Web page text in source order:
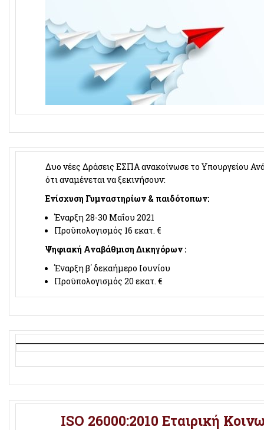
Δυο νέες Δράσεις ΕΣΠΑ ανακοίνωσε το Υπουργείου
ότι αναμένεται να ξεκινήσουν:
Ενίσχυση Γυμναστηρίων & παιδότοπων:
Έναρξη 28-30 Μαΐου 2021
Προϋπολογισμός 16 εκατ. €
Ψηφιακή Αναβάθμιση Δικηγόρων :
Έναρξη β΄ δεκαήμερο Ιουνίου
Προϋπολογισμός 20 εκατ. €
ISO 26000:2010 Εταιρική